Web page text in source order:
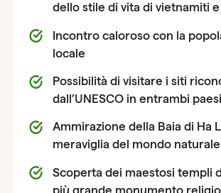
dello stile di vita di vietnamiti
Incontro caloroso con la
locale
Possibilità di visitare i siti
dall’UNESCO in entrambi paesi
Ammirazione della Baia di Ha
meraviglia del mondo naturale
Scoperta dei maestosi templi
più grande monumento